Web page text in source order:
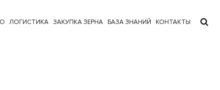
ЛОГИСТИКА ЗАКУПКА ЗЕРНА БАЗА ЗНАНИЙ КОНТАКТЫ